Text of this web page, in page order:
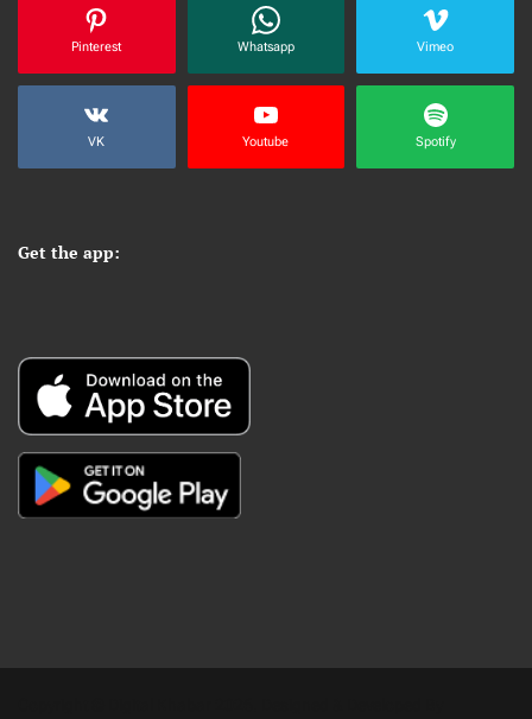
Pinterest Whatsapp Vimeo
VK Youtube Spotify
Get the app: